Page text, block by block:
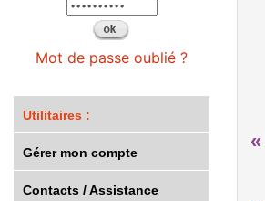
Mot de passe oublié ?
Utilitaires :
Gérer mon compte
Contacts / Assistance